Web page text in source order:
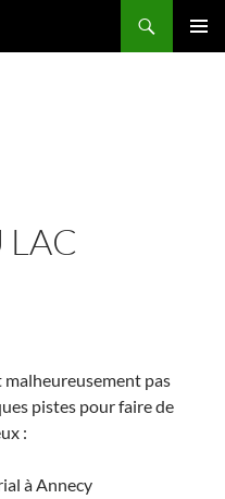
LAC
malheureusement pas
pistes pour faire de
:
à Annecy